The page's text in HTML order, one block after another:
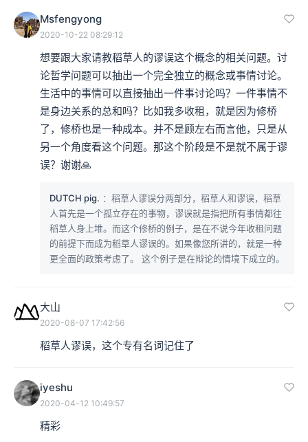
Msfengyong
2020-10-22 08:29:12
想要跟大家请教稻草人的谬误这个概念的相关问题。讨
论哲学问题可以抽出一个完全独立的概念或事情讨论。
生活中的事情可以直接抽出一件事讨论吗？一件事情不
是身边关系的总和吗？比如我多收租，就是因为修桥
了，修桥也是一种成本。并不是顾左右而言他，只是从
另一个角度看这个问题。那这个阶段是不是就不属于谬
误？谢谢🙏
DUTCH pig. ：稻草人谬误分两部分，稻草人和谬误，稻草
人首先是一个孤立存在的事物，谬误就是指把所有事情都往
稻草人身上堆。而这个修桥的例子，是在不说今年收租问题
的前提下而成为稻草人谬误的。如果像您所讲的，就是一种
更全面的政策考虑了。 这个例子是在辩论的情境下成立的。
大山
2020-08-07 17:42:56
稻草人谬误，这个专有名词记住了
iyeshu
2020-04-12 10:49:57
精彩